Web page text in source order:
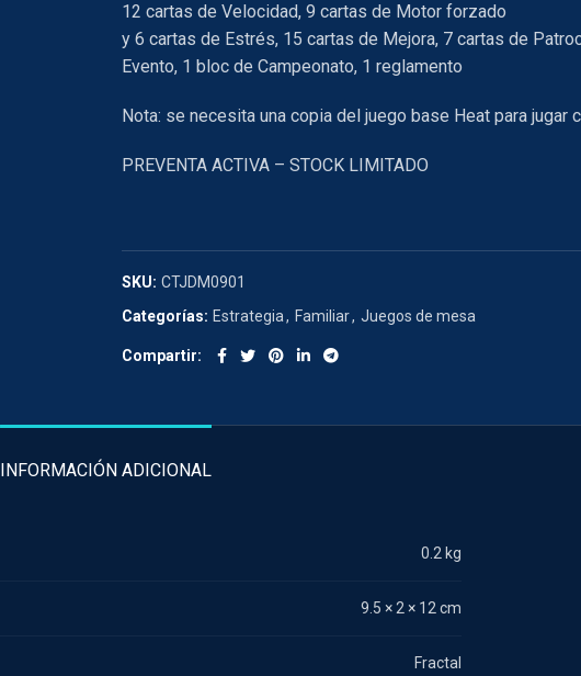
12 cartas de Velocidad, 9 cartas de Motor forzado
y 6 cartas de Estrés, 15 cartas de Mejora, 7 cartas de
Evento, 1 bloc de Campeonato, 1 reglamento
Nota: se necesita una copia del juego base Heat para jugar
PREVENTA ACTIVA – STOCK LIMITADO
SKU: CTJDM0901
Categorías: Estrategia, Familiar, Juegos de mesa
Compartir
INFORMACIÓN ADICIONAL
0.2 kg
9.5 × 2 × 12 cm
Fractal